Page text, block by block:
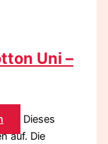
Uni –
Dieses
auf. Die